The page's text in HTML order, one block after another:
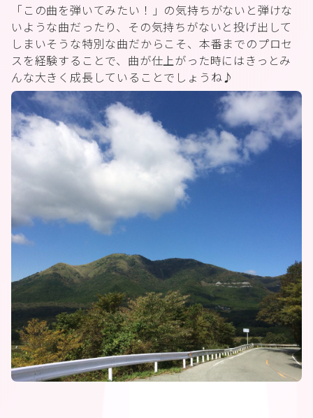
「この曲を弾いてみたい！」の気持ちがないと弾けな
いような曲だったり、その気持ちがないと投げ出して
しまいそうな特別な曲だからこそ、本番までのプロセ
スを経験することで、曲が仕上がった時にはきっとみ
んな大きく成長していることでしょうね♪